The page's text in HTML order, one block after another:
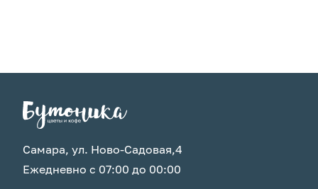
Самара, ул. Ново-Садовая,4
Ежедневно с 07:00 до 00:00